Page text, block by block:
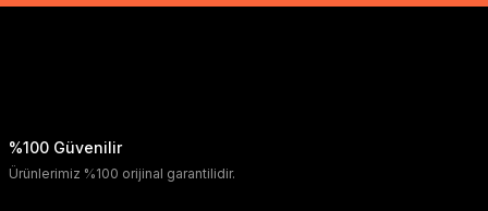
%100 Güvenilir
Ürünlerimiz %100 orijinal garantilidir.